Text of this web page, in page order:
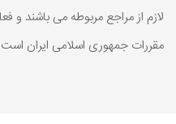
لازم از مراجع مربوطه می باشند و
مقررات جمهوری اسلامی ايران